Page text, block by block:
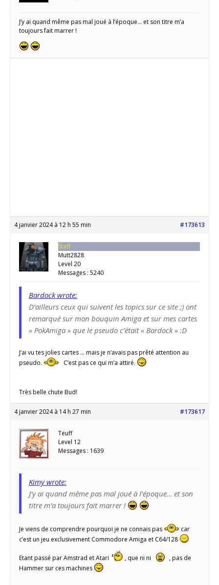
J’y ai quand même pas mal joué à l’époque… et son titre m’a
toujours fait marrer !
4 janvier 2024 à 12 h 55 min #173613
Staff
Mutt2828
Level 20
Messages : 5240
Bardock wrote:
D’ailleurs ceux qui suivent les topics sur ce site ;) ont
remarqué sur mon bouquin Amiga et sur mes cartes
« PokAmiga » que le pseudo c’était « Bardock » :D
J’ai vu tes jolies cartes … mais je n’avais pas prêté attention au
pseudo.
C’est pas ce qui m’a attiré.
Très belle chute Bud!
4 janvier 2024 à 14 h 27 min #173617
Teuff
Level 12
Messages : 1639
Kimy wrote:
J’y ai quand même pas mal joué à l’époque… et son
titre m’a toujours fait marrer !
Je viens de comprendre pourquoi je ne connais pas
car
c’est un jeu exclusivement Commodore Amiga et C64/128
Etant passé par Amstrad et Atari , que ni ni
, pas de
Hammer sur ces machines